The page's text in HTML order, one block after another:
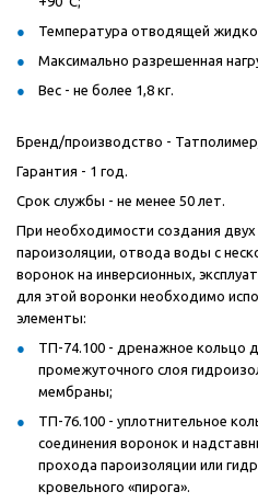
Температура отводящей
Максимально разрешенная
Вес - не более 1,8 кг.
Бренд/производство -
Гарантия - 1 год.
Срок службы - не менее 50 лет.
При необходимости создания
пароизоляции, отвода воды с
воронок на инверсионных,
для этой воронки необходимо
элементы:
ТП-74.100 - дренажное кольцо
промежуточного слоя
мембраны;
ТП-76.100 - уплотнительное
соединения воронок и
прохода пароизоляции или
кровельного «пирога».